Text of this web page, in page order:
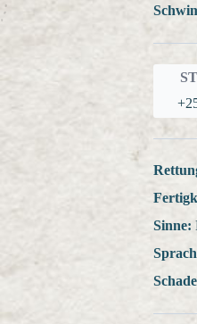
ST
Sinne: